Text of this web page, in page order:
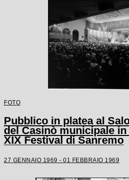
FOTO
Pubblico in platea al
del Casinò municipale
XIX Festival di Sanremo
27 GENNAIO 1969 - 01 FEBBRAIO 1969